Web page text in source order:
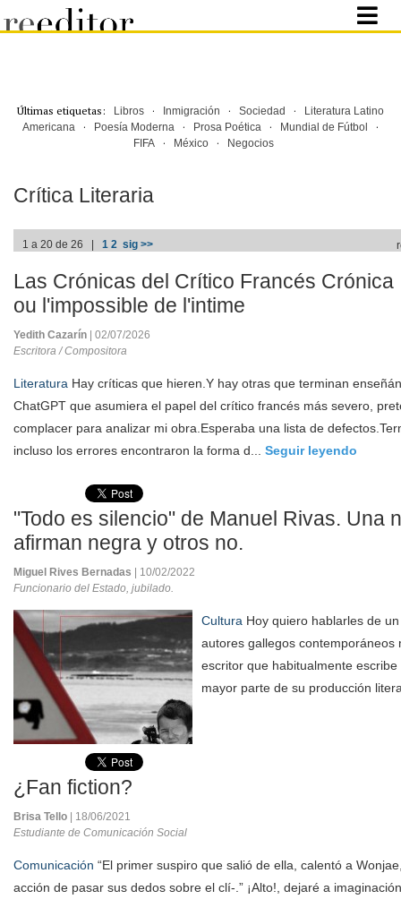
Últimas etiquetas: Libros · Inmigración · Sociedad ·
Literatura Latino
Americana · Poesía Moderna · Prosa Poética · Mundial de Fútbol ·
FIFA· México· Negocios
Crítica Literaria
1 a 20 de 26 | 1 2 sig >>
Las Crónicas del Crítico Francés Crónica
ou l'impossible de l'intime
Yedith Cazarín
| 02/07/2026
Escritora / Compositora
Literatura Hay críticas que hieren.Y hay otras que terminan
ChatGPT que asumiera el papel del crítico francés más severo,
complacer para analizar mi obra.Esperaba una lista de
incluso los errores encontraron la forma d... Seguir leyendo
"Todo es silencio" de Manuel Rivas. Una
afirman negra y otros no.
Miguel Rives Bernadas
| 10/02/2022
Funcionario del Estado, jubilado.
Cultura Hoy quiero hablarles de
autores gallegos contemporáneos
escritor que habitualmente
mayor parte de su producción
¿Fan fiction?
Brisa Tello
| 18/06/2021
Estudiante de Comunicación Social
Comunicación “El primer suspiro que salió de ella, calentó a
acción de pasar sus dedos sobre el clí-.” ¡Alto!, dejaré a